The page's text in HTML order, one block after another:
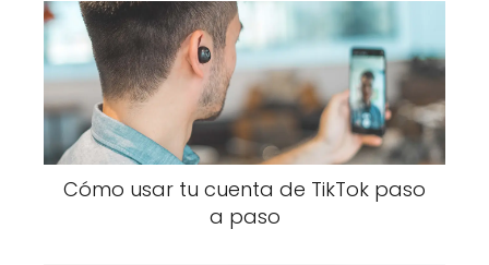
Cómo usar tu cuenta de TikTok paso
a paso